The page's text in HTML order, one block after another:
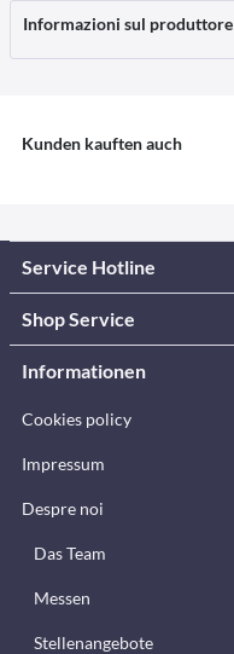
Informazioni sul produttore
Kunden kauften auch
Service Hotline
Shop Service
Informationen
Cookies policy
Impressum
Despre noi
Das Team
Messen
Stellenangebote